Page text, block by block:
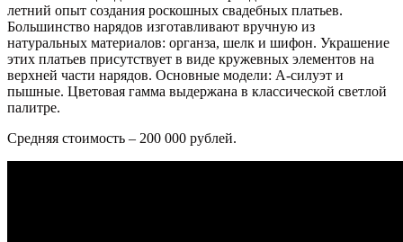
летний опыт создания роскошных свадебных платьев.
Большинство нарядов изготавливают вручную из
натуральных материалов: органза, шелк и шифон. Украшение
этих платьев присутствует в виде кружевных элементов на
верхней части нарядов. Основные модели: А-силуэт и
пышные. Цветовая гамма выдержана в классической светлой
палитре.
Средняя стоимость – 200 000 рублей.